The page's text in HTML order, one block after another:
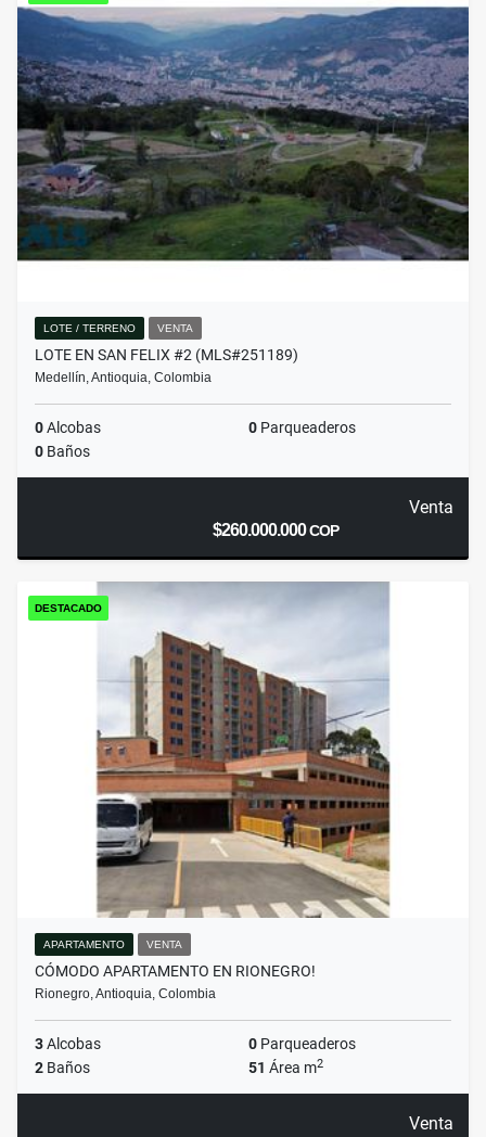
LOTE / TERRENO VENTA
LOTE EN SAN FELIX #2 (MLS#251189)
Medellín, Antioquia, Colombia
0Alcobas 0 Parqueaderos
0 Baños
Venta
$260.000.000COP
DESTACADO
APARTAMENTO VENTA
CÓMODO APARTAMENTO EN RIONEGRO!
Rionegro, Antioquia, Colombia
3Alcobas 0 Parqueaderos
2 Baños 51 Área m2
Venta